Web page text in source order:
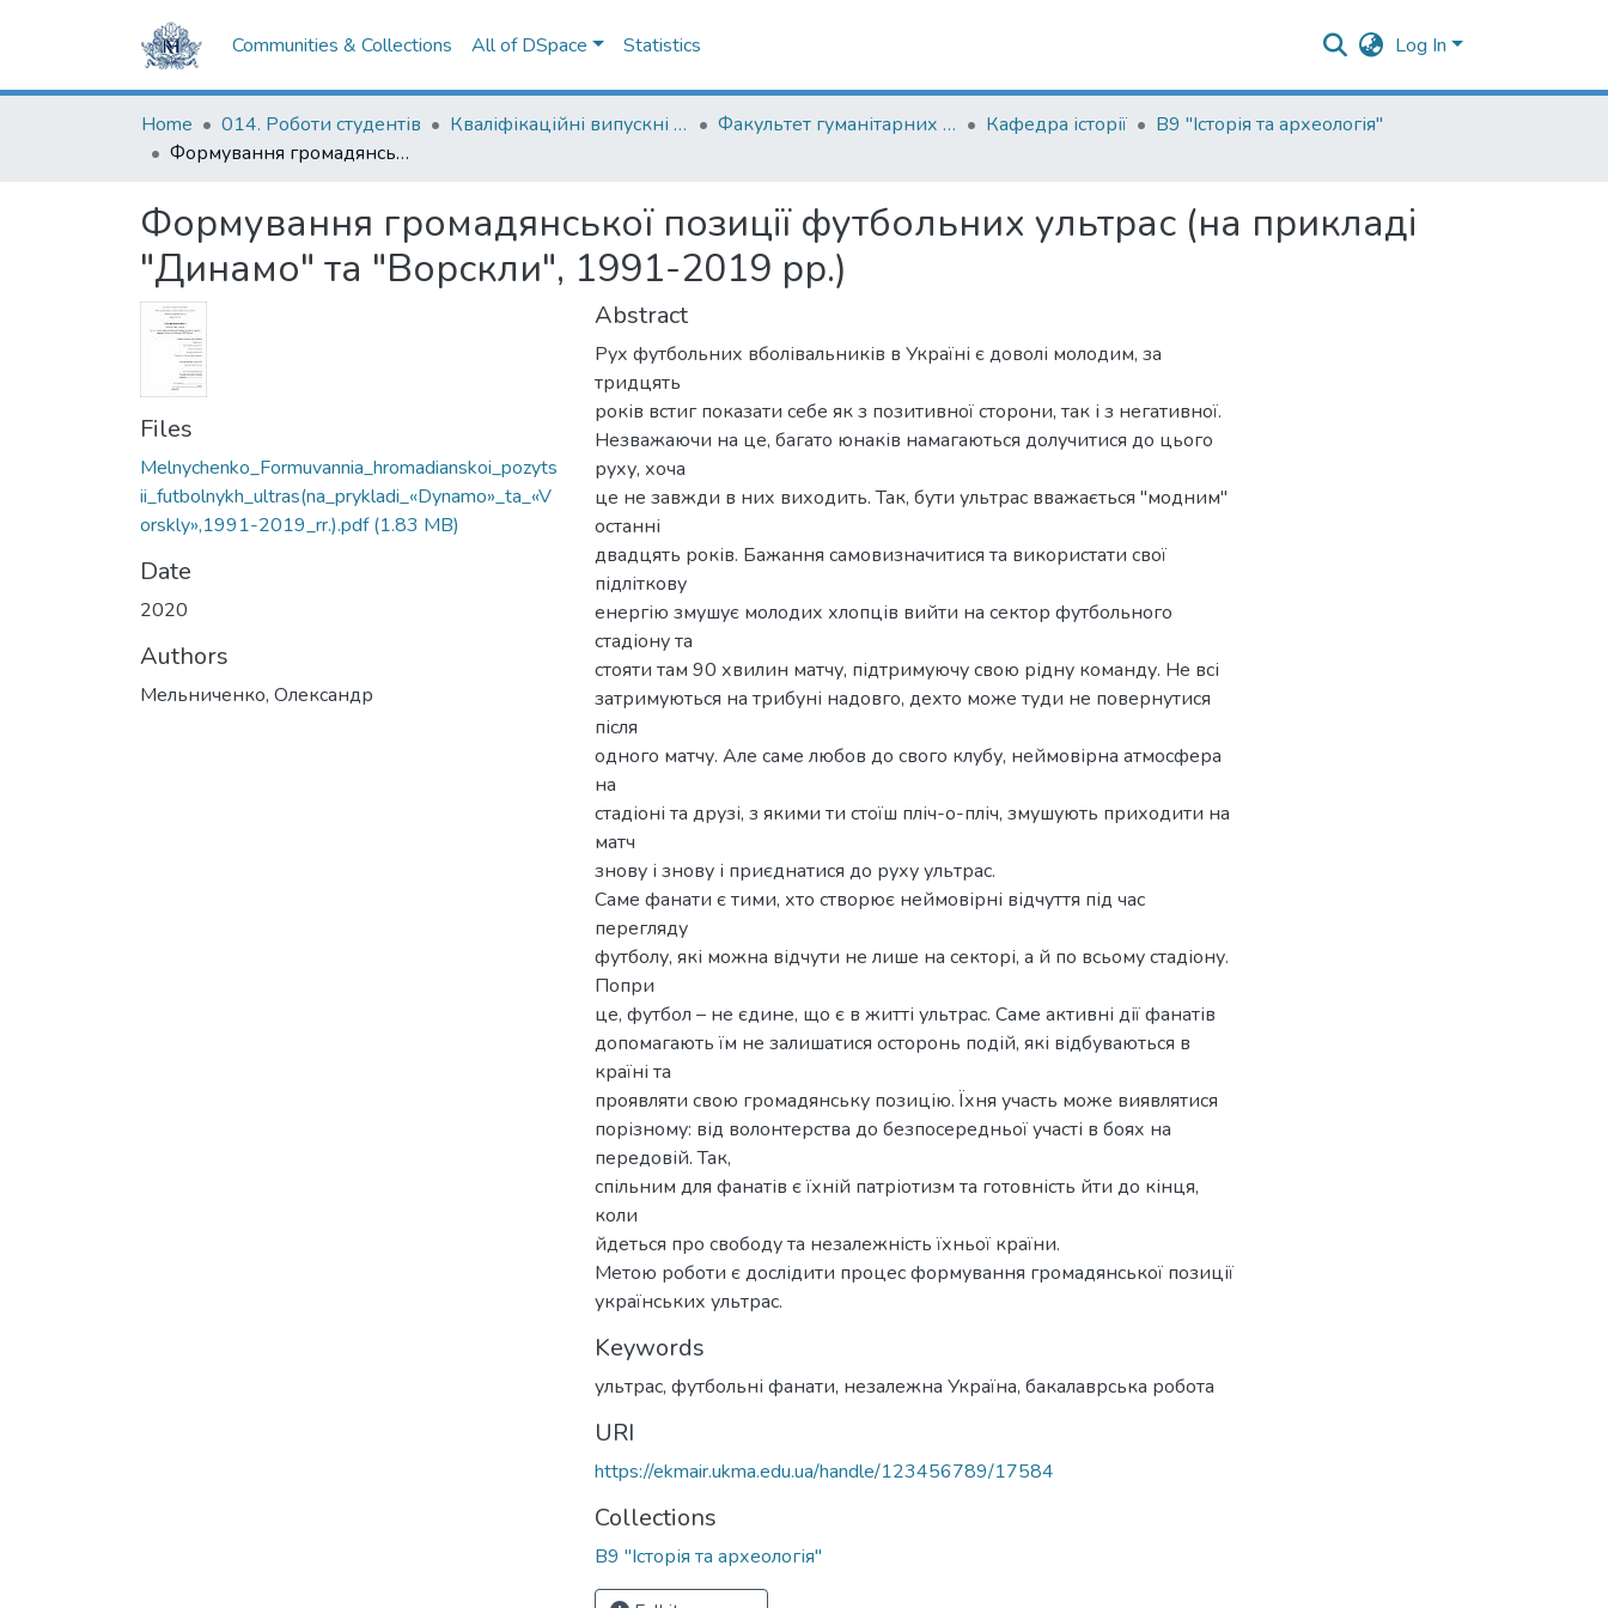
Communities & Collections All of DSpace Statistics Log In
Home 014. Роботи студентів Кваліфікаційні випускні роботи здобувачів вищої освіти бакалаврських програм Факультет гуманітарних наук Кафедра історії
В9 "Історія та археологія"
Формування громадянської позиції футбольних ультрас (на прикладі "Динамо" та "Ворскли", 1991-2019 рр.)
Формування громадянської позиції футбольних ультрас (на прикладі
"Динамо" та "Ворскли", 1991-2019 рр.)
Files
Melnychenko_Formuvannia_hromadianskoi_pozyts
ii_futbolnykh_ultras(na_prykladi_«Dynamo»_ta_«V
orskly»,1991-2019_rr.).pdf(1.83 MB)
Date
2020
Authors
Мельниченко, Олександр
Abstract
Рух футбольних вболівальників в Україні є доволі молодим, за
тридцять
років встиг показати себе як з позитивної сторони, так і з негативної.
Незважаючи на це, багато юнаків намагаються долучитися до цього
руху, хоча
це не завжди в них виходить. Так, бути ультрас вважається "модним"
останні
двадцять років. Бажання самовизначитися та використати свої
підліткову
енергію змушує молодих хлопців вийти на сектор футбольного
стадіону та
стояти там 90 хвилин матчу, підтримуючу свою рідну команду. Не всі
затримуються на трибуні надовго, дехто може туди не повернутися
після
одного матчу. Але саме любов до свого клубу, неймовірна атмосфера
на
стадіоні та друзі, з якими ти стоїш пліч-о-пліч, змушують приходити на
матч
знову і знову і приєднатися до руху ультрас.
Саме фанати є тими, хто створює неймовірні відчуття під час
перегляду
футболу, які можна відчути не лише на секторі, а й по всьому стадіону.
Попри
це, футбол – не єдине, що є в житті ультрас. Саме активні дії фанатів
допомагають їм не залишатися осторонь подій, які відбуваються в
країні та
проявляти свою громадянську позицію. Їхня участь може виявлятися
порізному: від волонтерства до безпосередньої участі в боях на
передовій. Так,
спільним для фанатів є їхній патріотизм та готовність йти до кінця,
коли
йдеться про свободу та незалежність їхньої країни.
Метою роботи є дослідити процес формування громадянської позиції
українських ультрас.
Keywords
ультрас, футбольні фанати, незалежна Україна, бакалаврська робота
URI
https://ekmair.ukma.edu.ua/handle/123456789/17584
Collections
В9 "Історія та археологія"